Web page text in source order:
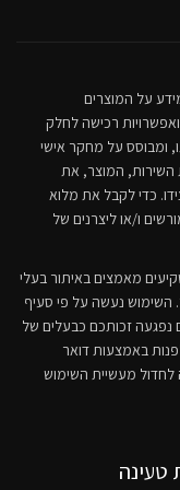
על המוצרים
רכישה לחלק
ומבוסס על מחקר אישי
השירות, המוצר, את
כדי לקבל את מלוא
ו/או ליצרנים של
מאמצים באיתור בעלי
השימוש נעשה על פי סעיף
תשס"ח - 2007, אם לדעתכם נפגעה זכותכם כבעלים של
באמצעות דואר
מעשיית השימוש
טעינה